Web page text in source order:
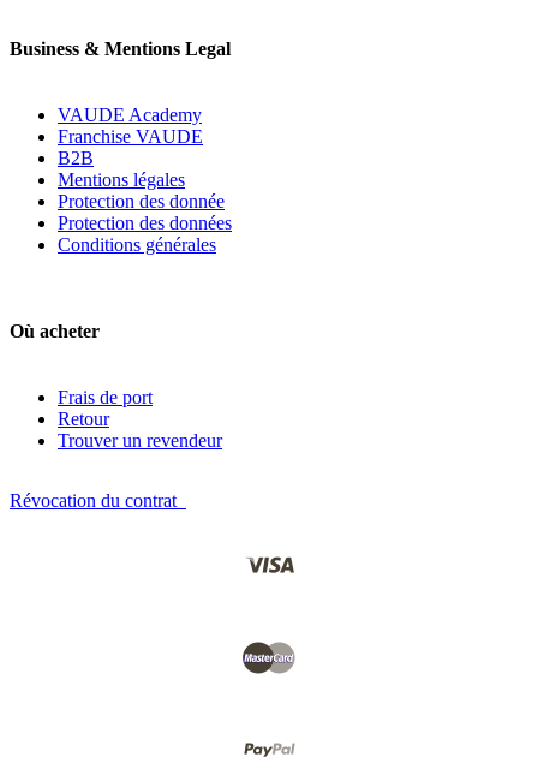
Business & Mentions Legal
VAUDE Academy
Franchise VAUDE
B2B
Mentions légales
Protection des donnée
Protection des données
Conditions générales
Où acheter
Frais de port
Retour
Trouver un revendeur
Révocation du contrat